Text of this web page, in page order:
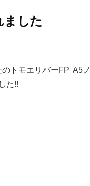
ました
トモエリバーFP A5ノ
た!!